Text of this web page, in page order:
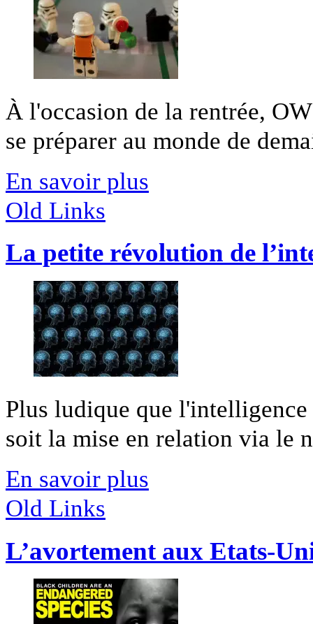
À l'occasion de la rentrée,
se préparer au monde de
En savoir plus
Old Links
La petite révolution de
Plus ludique que
soit la mise en relation via le
En savoir plus
Old Links
L’avortement aux Etats-